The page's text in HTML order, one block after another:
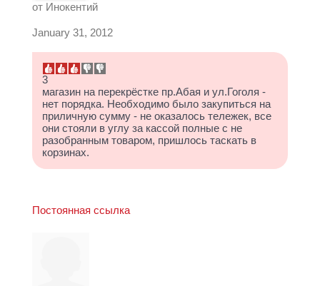
от Инокентий
January 31, 2012
3
магазин на перекрёстке пр.Абая и ул.Гоголя -
нет порядка. Необходимо было закупиться на
приличную сумму - не оказалось тележек, все
они стояли в углу за кассой полные с не
разобранным товаром, пришлось таскать в
корзинах.
Постоянная ссылка